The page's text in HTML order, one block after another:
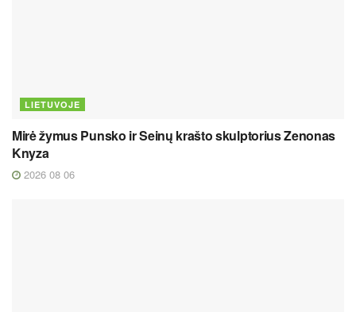
LIETUVOJE
Mirė žymus Punsko ir Seinų krašto skulptorius Zenonas
Knyza
2026 08 06